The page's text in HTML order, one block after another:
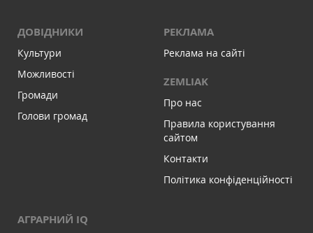
ДОВІДНИКИ
Культури
Можливості
Громади
Голови громад
РЕКЛАМА
Реклама на сайті
ZEMLIAK
Про нас
Правила користування
сайтом
Контакти
Політика конфіденційності
АГРАРНИЙ IQ